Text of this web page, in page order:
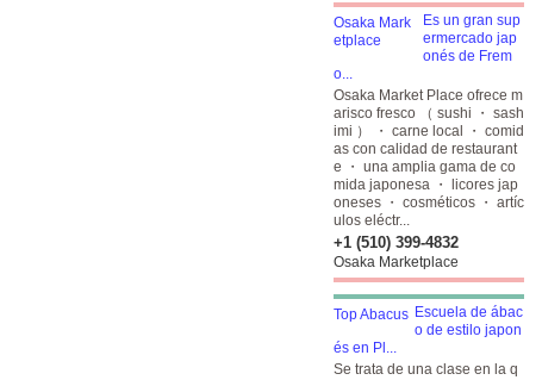
Es un gran sup
ermercado jap
onés de Frem
o...
Osaka Market Place ofrece m
arisco fresco （ sushi ・ sash
imi ） ・ carne local ・ comid
as con calidad de restaurant
e ・ una amplia gama de co
mida japonesa ・ licores jap
oneses ・ cosméticos ・ artíc
ulos eléctr...
+1 (510) 399-4832
Osaka Marketplace
Escuela de ábac
o de estilo japon
és en Pl...
Se trata de una clase en la q